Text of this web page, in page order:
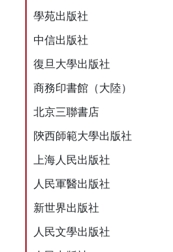
學苑出版社
中信出版社
復旦大學出版社
商務印書館（大陸）
北京三聯書店
陝西師範大學出版社
上海人民出版社
人民軍醫出版社
新世界出版社
人民文學出版社